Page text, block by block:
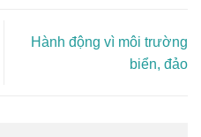
Hành động vì môi trường
biển, đảo